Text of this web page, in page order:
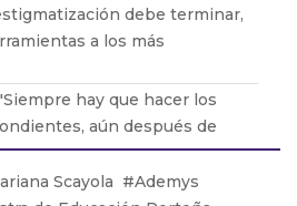
debe terminar,
a los más
hay que hacer los
aún después de
determinante ver cómo
Scayola
Ademys